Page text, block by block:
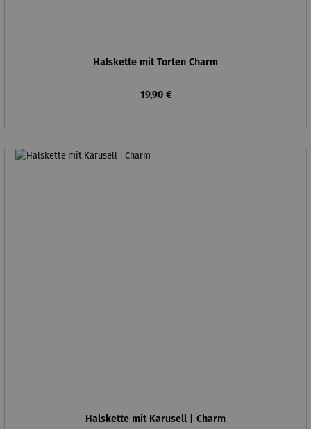
Halskette mit Torten Charm
Regulärer Preis:
19,90 €
Halskette mit Karusell | Charm